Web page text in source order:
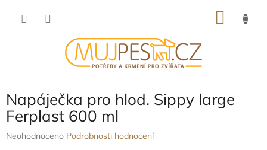
Napáječka pro hlod. Sippy large
Ferplast 600 ml
Průměrné
Neohodnoceno Podrobnosti hodnocení